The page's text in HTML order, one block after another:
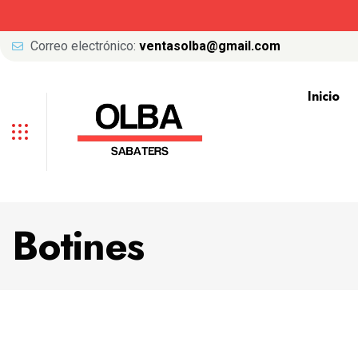
Correo electrónico: ventasolba@gmail.com
Inicio
Botines